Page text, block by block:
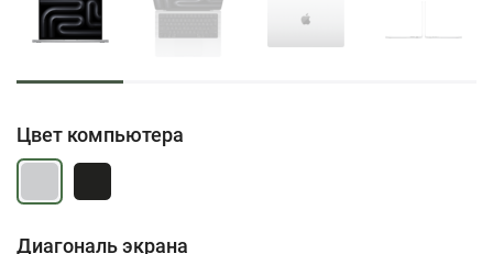
Цвет компьютера
Диагональ экрана